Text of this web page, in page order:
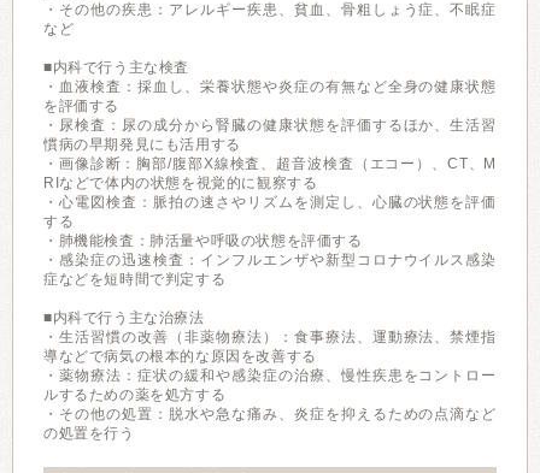
・その他の疾患：アレルギー疾患、貧血、骨粗しょう症、不眠症
など
■内科で行う主な検査
・血液検査：採血し、栄養状態や炎症の有無など全身の健康状態
を評価する
・尿検査：尿の成分から腎臓の健康状態を評価するほか、生活習
慣病の早期発見にも活用する
・画像診断：胸部/腹部X線検査、超音波検査（エコー）、CT、M
RIなどで体内の状態を視覚的に観察する
・心電図検査：脈拍の速さやリズムを測定し、心臓の状態を評価
する
・肺機能検査：肺活量や呼吸の状態を評価する
・感染症の迅速検査：インフルエンザや新型コロナウイルス感染
症などを短時間で判定する
■内科で行う主な治療法
・生活習慣の改善（非薬物療法）：食事療法、運動療法、禁煙指
導などで病気の根本的な原因を改善する
・薬物療法：症状の緩和や感染症の治療、慢性疾患をコントロー
ルするための薬を処方する
・その他の処置：脱水や急な痛み、炎症を抑えるための点滴など
の処置を行う